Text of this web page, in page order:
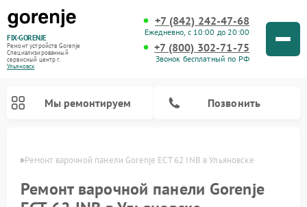
FIX-GORENJE
Ремонт устройств Gorenje
Специализированный
cервисный центр г.
Ульяновск
+7 (842) 242-47-68
Ежедневно, с 10:00 до 20:00
+7 (800) 302-71-75
Звонок бесплатный по РФ
Мы ремонтируем Позвонить
Ремонт варочной панели Gorenje ECT 62 INB в Ульяновске
Ремонт варочной панели Gorenje